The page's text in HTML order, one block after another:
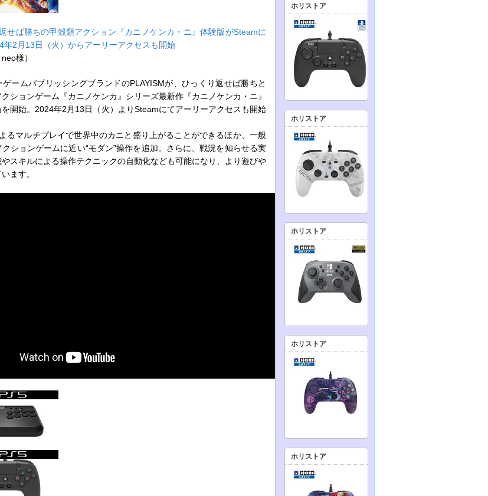
せば勝ちの甲殻類アクション『カニノケンカ・ニ』体験版がSteamに
年2月13日（火）からアーリーアクセスも開始
様）
ームパブリッシングブランドのPLAYISMが、ひっくり返せば勝ちと
ションゲーム『カニノケンカ』シリーズ最新作『カニノケンカ・ニ』
開始。2024年2月13日（火）よりSteamにてアーリーアクセスも開始
るマルチプレイで世界中のカニと盛り上がることができるほか、一般
ションゲームに近い“モダン”操作を追加。さらに、戦況を知らせる実
スキルによる操作テクニックの自動化なども可能になり、より遊びや
ます。
ホリストア
ホリストア
ホリストア
ホリストア
ホリストア